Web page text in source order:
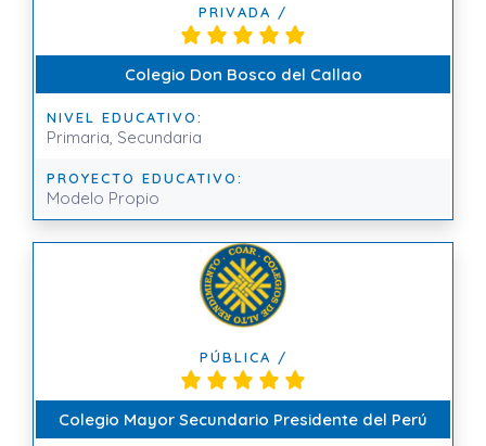
PRIVADA /
Colegio Don Bosco del Callao
NIVEL EDUCATIVO:
Primaria, Secundaria
PROYECTO EDUCATIVO:
Modelo Propio
PÚBLICA /
Colegio Mayor Secundario Presidente del Perú